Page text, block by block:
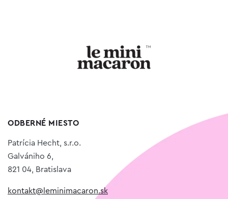
ODBERNÉ MIESTO
Patrícia Hecht, s.r.o.
Galvániho 6,
821 04, Bratislava
kontakt@leminimacaron.sk